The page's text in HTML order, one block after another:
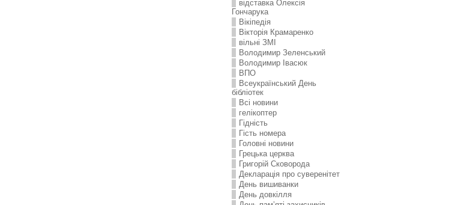
відставка Олексія
Гончарука
Вікіпедія
Вікторія Крамаренко
вільні ЗМІ
Володимир Зеленський
Володимир Івасюк
ВПО
Всеукраїнський День
бібліотек
Всі новини
гелікоптер
Гідність
Гість номера
Головні новини
Грецька церква
Григорій Сковорода
Декларація про суверенітет
День вишиванки
День довкілля